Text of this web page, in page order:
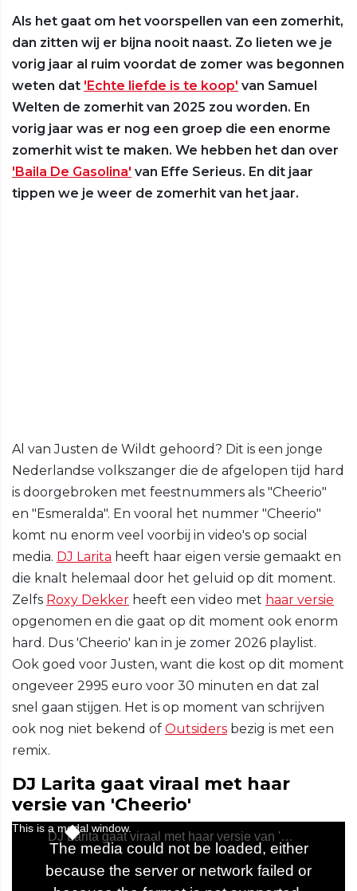
Als het gaat om het voorspellen van een zomerhit,
dan zitten wij er bijna nooit naast. Zo lieten we je
vorig jaar al ruim voordat de zomer was begonnen
weten dat 'Echte liefde is te koop' van Samuel
Welten de zomerhit van 2025 zou worden. En
vorig jaar was er nog een groep die een enorme
zomerhit wist te maken. We hebben het dan over
'Baila De Gasolina' van Effe Serieus. En dit jaar
tippen we je weer de zomerhit van het jaar.
Al van Justen de Wildt gehoord? Dit is een jonge
Nederlandse volkszanger die de afgelopen tijd hard
is doorgebroken met feestnummers als "Cheerio"
en "Esmeralda". En vooral het nummer "Cheerio"
komt nu enorm veel voorbij in video's op social
media. DJ Larita heeft haar eigen versie gemaakt en
die knalt helemaal door het geluid op dit moment.
Zelfs Roxy Dekker heeft een video met haar versie
opgenomen en die gaat op dit moment ook enorm
hard. Dus 'Cheerio' kan in je zomer 2026 playlist.
Ook goed voor Justen, want die kost op dit moment
ongeveer 2995 euro voor 30 minuten en dat zal
snel gaan stijgen. Het is op moment van schrijven
ook nog niet bekend of Outsiders bezig is met een
remix.
DJ Larita gaat viraal met haar
versie van 'Cheerio'